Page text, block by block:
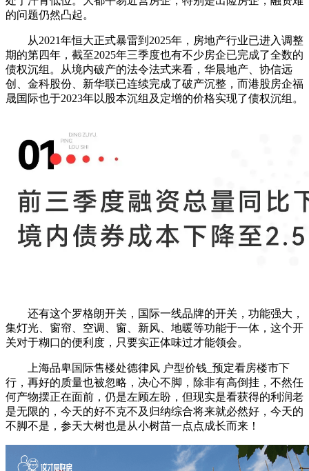
的问题仍然凸起。
从2021年恒大正式暴雷到2025年，房地产行业已进入调整
期的第四年，截至2025年三季度也有不少房企已完成了全数的
债权沉组。从境内破产的法令法式来看，华晨地产、协信远
创、金科股份、新华联已连续完成了破产沉整，而港股房企福
晟国际也于2023年以股本沉组及定增的价格实现了债权沉组。
还有这个罗格朗开关，国际一线品牌的开关，功能强大，
集灯光、窗帘、空调、窗、新风、地暖等功能于一体，这个开
关对于糊口的便利度，只要实正体味过才能领会。
上海品卑国际售楼处德律风 户型价钱_预定看房楼市下
行，再好的质量也被忽略，决心不脚，除非有高倒挂，不然任
何产物摆正在面前，仍是左顾左盼，但现实是看获得的利润老
是无限的，今天的好不克不及归纳综合将来就必然好，今天的
不脚不是，参天大树也是从小树苗一点点成长而来！